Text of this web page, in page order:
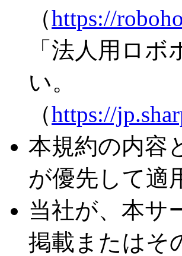
（https://
「法人用ロ
い。
（https://
本規約の内容
が優先して適
当社が、本サ
掲載またはそ